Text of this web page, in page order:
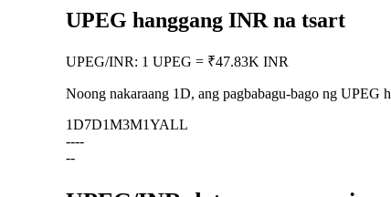
UPEG hanggang INR na tsart
UPEG/INR: 1 UPEG = ₹47.83K INR
Noong nakaraang 1D, ang pagbabagu-bago ng UPEG
1D7D1M3M1YALL
----
--